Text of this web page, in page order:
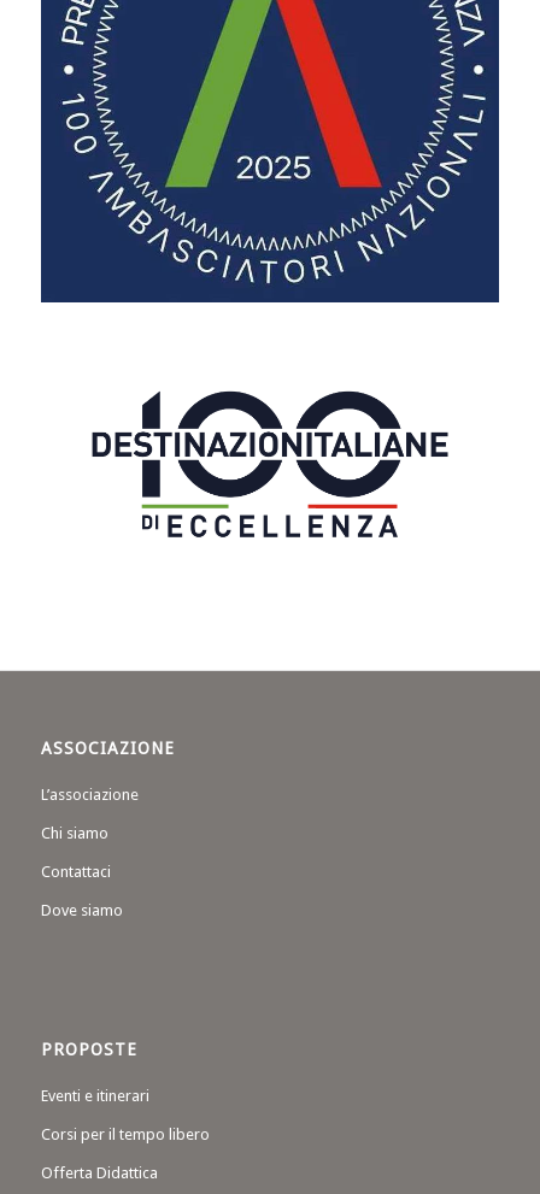
ASSOCIAZIONE
L’associazione
Chi siamo
Contattaci
Dove siamo
PROPOSTE
Eventi e itinerari
Corsi per il tempo libero
Offerta Didattica